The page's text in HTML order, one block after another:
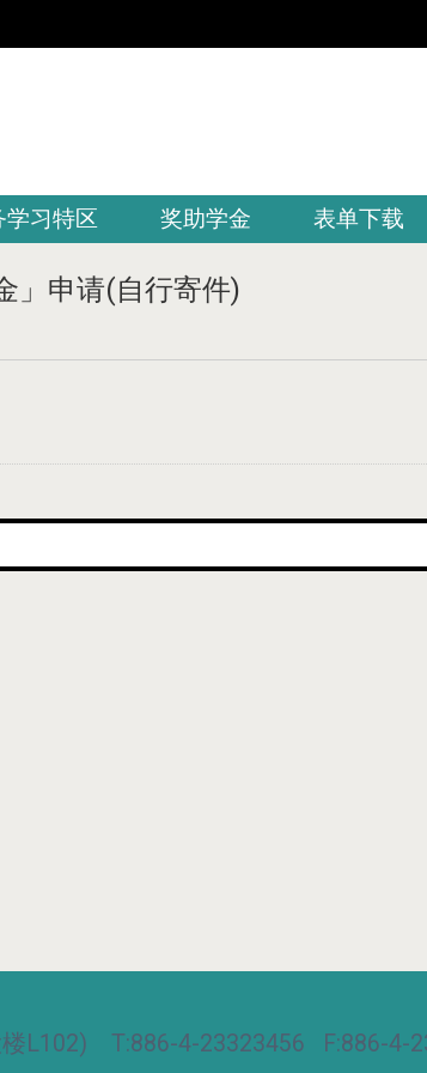
学习特区 奖助学金 表单下载
」申请(自行寄件)
L102) T:886-4-23323456 F:886-4-